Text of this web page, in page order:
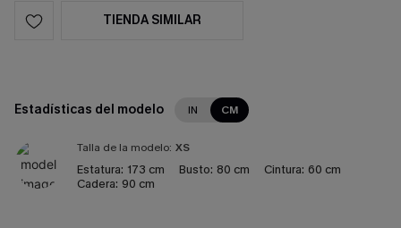
TIENDA SIMILAR
Estadísticas del modelo IN CM
Talla de la modelo: XS
Estatura: 173 cm Busto: 80 cm Cintura: 60 cm
Cadera: 90 cm